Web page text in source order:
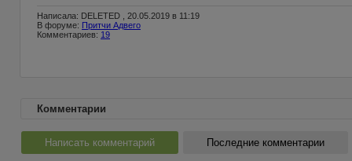
Написала: DELETED , 20.05.2019 в 11:19
В форуме: Притчи Адвего
Комментариев: 19
Комментарии
Написать комментарий Последние комментарии